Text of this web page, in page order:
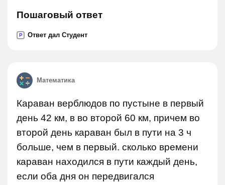
Пошаговый ответ
P Ответ дал Студент
Математика
Караван верблюдов по пустыне в первый
день 42 км, в во второй 60 км, причем во
второй день караван был в пути на 3 ч
больше, чем в первый. сколько времени
караван находился в пути каждый день,
если оба дня он передвигался